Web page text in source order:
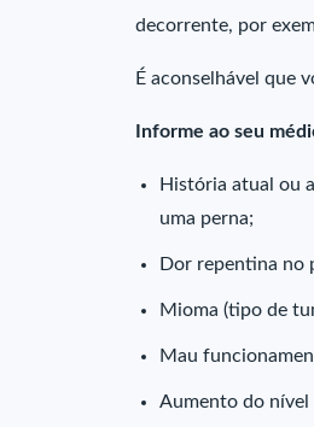
decorrente, por
É aconselhável que
Informe ao seu
História atual ou
uma perna;
Dor repentina no
Mioma (tipo de
Mau
Aumento do nível